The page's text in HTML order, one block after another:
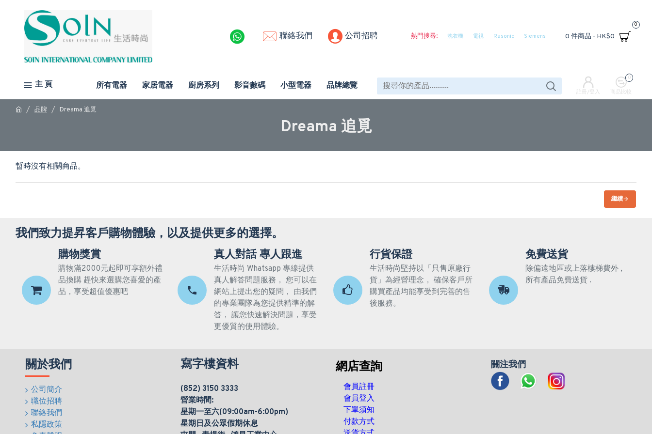
聯絡我們 公司招聘 熱門搜尋: 洗衣機 電視 Rasonic Siemens 0 件商品 - HK$0
0
主 頁 所有電器 家居電器 廚房系列 影音數碼 小型電器 品牌總覽
註冊/登入 商品比較
0
品牌 Dreama 追覓
Dreama 追覓
暫時沒有相關商品。
繼續
我們致力提昇客戶購物體驗，以及提供更多的選擇。
購物獎賞
購物滿2000元起即可享額外禮
品換購 趕快來選購您喜愛的產
品，享受超值優惠吧
真人對話 專人跟進
生活時尚 Whatsapp 專線提供
真人解答問題服務， 您可以在
網站上提出您的疑問， 由我們
的專業團隊為您提供精準的解
答， 讓您快速解決問題，享受
更優質的使用體驗。
行貨保證
生活時尚堅持以「只售原廠行
貨」為經營理念， 確保客戶所
購買產品均能享受到完善的售
後服務。
免費送貨
除偏遠地區或上落樓梯費外 ,
所有產品免費送貨 .
關於我們
公司簡介
職位招聘
聯絡我們
私隱政策
寫字樓資料
(852) 3150 3333
營業時間:
星期一至六(09:00am-6:00pm)
星期日及公眾假期休息
網店查詢
會員註冊
會員登入
下單須知
付款方式
關注我們